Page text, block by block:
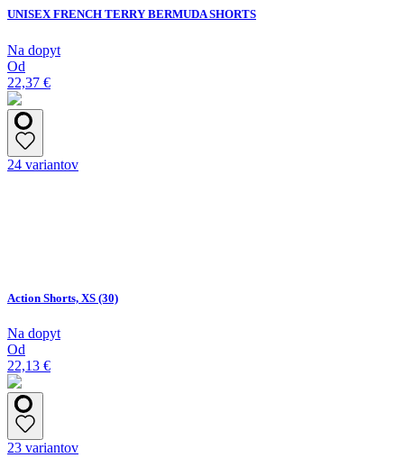
UNISEX FRENCH TERRY BERMUDA SHORTS
Na dopyt
Od
22,37 €
24 variantov
Action Shorts, XS (30)
Na dopyt
Od
22,13 €
23 variantov